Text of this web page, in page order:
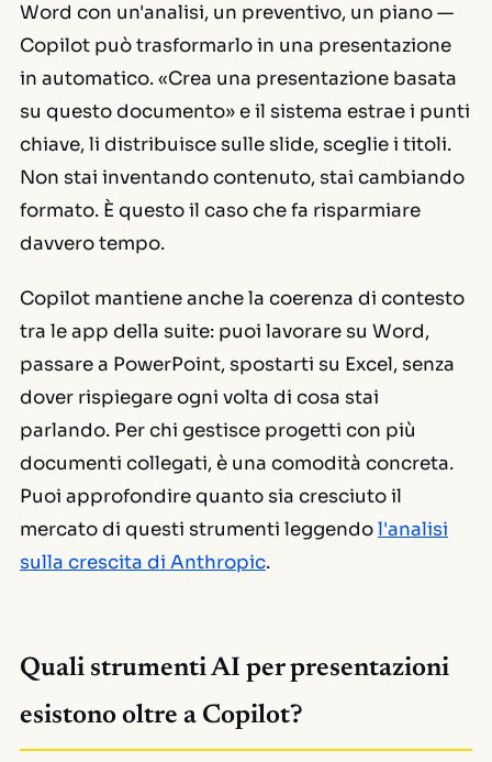
Word con un'analisi, un preventivo, un piano —
Copilot può trasformarlo in una presentazione
in automatico. «Crea una presentazione basata
su questo documento» e il sistema estrae i punti
chiave, li distribuisce sulle slide, sceglie i titoli.
Non stai inventando contenuto, stai cambiando
formato. È questo il caso che fa risparmiare
davvero tempo.
Copilot mantiene anche la coerenza di contesto
tra le app della suite: puoi lavorare su Word,
passare a PowerPoint, spostarti su Excel, senza
dover rispiegare ogni volta di cosa stai
parlando. Per chi gestisce progetti con più
documenti collegati, è una comodità concreta.
Puoi approfondire quanto sia cresciuto il
mercato di questi strumenti leggendol'analisi
sulla crescita di Anthropic.
Quali strumenti AI per presentazioni
esistono oltre a Copilot?